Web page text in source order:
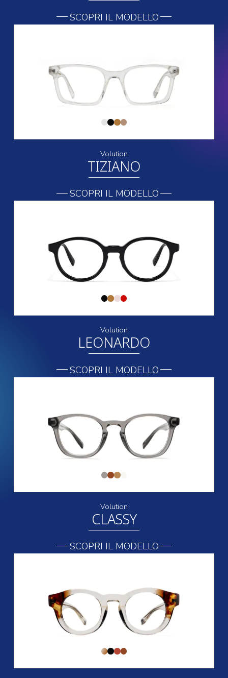
SCOPRI IL MODELLO
Volution
TIZIANO
SCOPRI IL MODELLO
Volution
LEONARDO
SCOPRI IL MODELLO
Volution
CLASSY
SCOPRI IL MODELLO